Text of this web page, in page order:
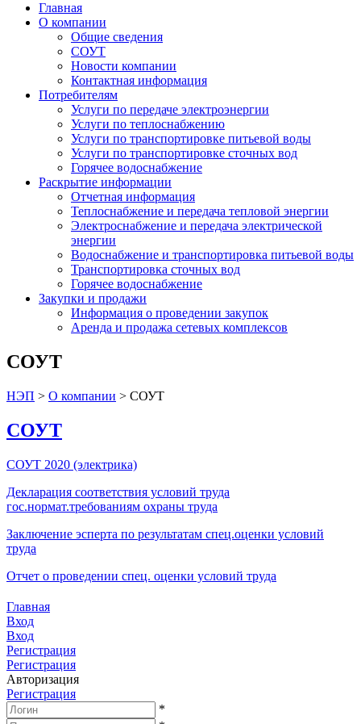
Главная
О компании
Общие сведения
СОУТ
Новости компании
Контактная информация
Потребителям
Услуги по передаче электроэнергии
Услуги по теплоснабжению
Услуги по транспортировке питьевой воды
Услуги по транспортировке сточных вод
Горячее водоснабжение
Раскрытие информации
Отчетная информация
Теплоснабжение и передача тепловой энергии
Электроснабжение и передача электрической
энергии
Водоснабжение и транспортировка питьевой воды
Транспортировка сточных вод
Горячее водоснабжение
Закупки и продажи
Информация о проведении закупок
Аренда и продажа сетевых комплексов
СОУТ
НЭП > О компании > СОУТ
СОУТ
СОУТ 2020 (электрика)
Декларация соответствия условий труда
гос.нормат.требованиям охраны труда
Заключение эсперта по результатам спец.оценки условий
труда
Отчет о проведении спец. оценки условий труда
Главная
Вход
Вход
Регистрация
Регистрация
Авторизация
Регистрация
*